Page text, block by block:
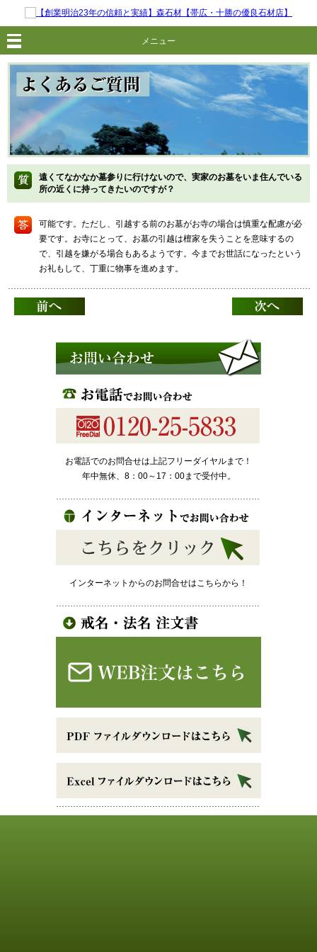
メニュー
遠くてなかなか墓参りに行けないので、実家のお墓をいま住んでいる
所の近くに持ってきたいのですが？
可能です。ただし、引越する前のお墓がお寺の場合は慎重な配慮が必
要です。お寺にとって、お墓の引越は檀家を失うことを意味するの
で、引越を嫌がる場合もあるようです。今までお世話になったという
お礼もして、丁重に物事を進めます。
お電話でのお問合せは上記フリーダイヤルまで！
年中無休、8：00～17：00まで受付中。
インターネットからのお問合せはこちらから！